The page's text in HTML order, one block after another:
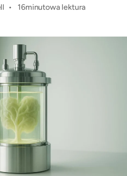
• 16minutowa lektura